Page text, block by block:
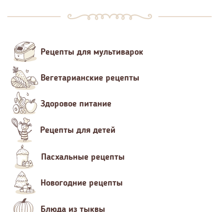
Рецепты для мультиварок
Вегетарианские рецепты
Здоровое питание
Рецепты для детей
Пасхальные рецепты
Новогодние рецепты
Блюда из тыквы